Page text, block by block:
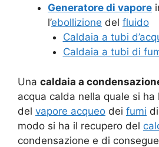
Generatore di vapore
l’ebollizione del fluido
Caldaia a tubi
Caldaia a tubi di
Una caldaia a
acqua calda nella quale si ha
del vapore acqueo dei fumi
modo si ha il recupero del
condensazione e di